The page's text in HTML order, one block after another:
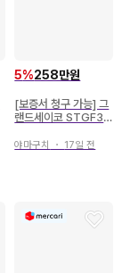
5%258만원
[보증서 청구 가능] 그
랜드세이코 STGF33
야마구치 ・ 17일 전